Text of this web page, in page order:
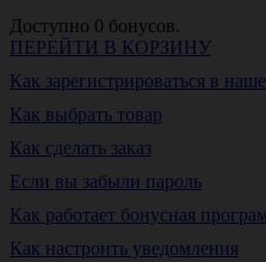
Доступно 0 бонусов.
ПЕРЕЙТИ В КОРЗИНУ
Как зарегистрироваться в
Как выбрать товар
Как сделать заказ
Если вы забыли пароль
Как работает бонусная
Как настроить уведомления